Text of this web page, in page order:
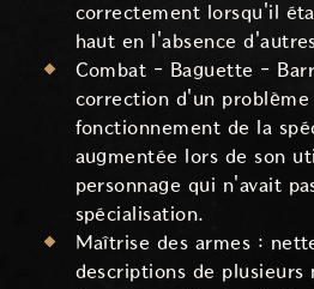
correctement lorsqu'il
haut en l'absence
Combat - Baguette -
correction d'un
fonctionnement de la
augmentée lors de son
personnage qui n'avait
spécialisation.
Maîtrise des armes :
descriptions de